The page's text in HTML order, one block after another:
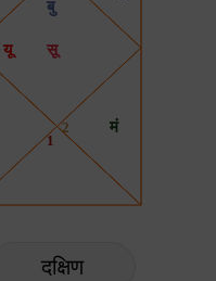
दक्षिण